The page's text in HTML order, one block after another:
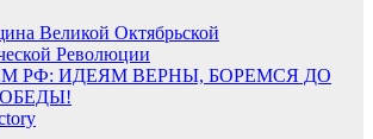
Великой Октябрьской
Революции
РФ: ИДЕЯМ ВЕРНЫ, БОРЕМСЯ ДО